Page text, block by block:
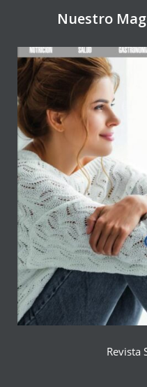
Nuestro
Revista